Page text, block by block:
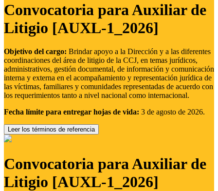
Convocatoria para Auxiliar de
Litigio [AUXL-1_2026]
Objetivo del cargo: Brindar apoyo a la Dirección y a las diferentes
coordinaciones del área de litigio de la CCJ, en temas jurídicos,
administrativos, gestión documental, de información y comunicación
interna y externa en el acompañamiento y representación jurídica de
las víctimas, familiares y comunidades representadas de acuerdo con
los requerimientos tanto a nivel nacional como internacional.
Fecha límite para entregar hojas de vida: 3 de agosto de 2026.
Leer los términos de referencia
Convocatoria para Auxiliar de
Litigio [AUXL-1_2026]